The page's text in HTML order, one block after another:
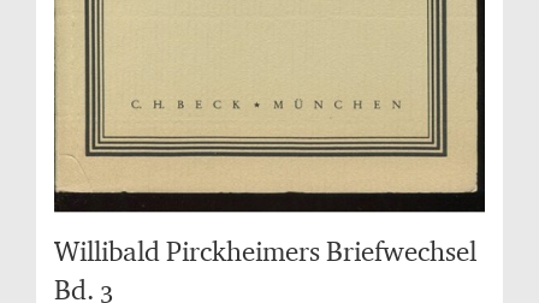
Willibald Pirckheimers Briefwechsel
Bd. 3